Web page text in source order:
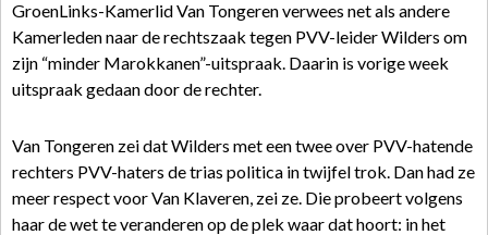
GroenLinks-Kamerlid Van Tongeren verwees net als andere
Kamerleden naar de rechtszaak tegen PVV-leider Wilders om
zijn “minder Marokkanen”-uitspraak. Daarin is vorige week
uitspraak gedaan door de rechter.
Van Tongeren zei dat Wilders met een twee over PVV-hatende
rechters PVV-haters de trias politica in twijfel trok. Dan had ze
meer respect voor Van Klaveren, zei ze. Die probeert volgens
haar de wet te veranderen op de plek waar dat hoort: in het